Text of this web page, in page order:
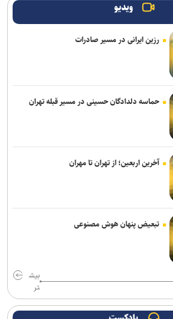
خوزستان به درگیری مدیرعامل و اعضای هیات
شد
تیم سابق/ نصیری به فجرسپاسی پیوست
تمرینات آلومینیوم
شهرقدس رفت/ استقلال خوزستان به تهران
با حضور ۱۰ ملی‌پوش
لیگ را پرقدرت آغاز می‌کنیم/ امیدوارم با مس
لیگ را داشته باشیم
پرونده اردلان هستیم/ قمی: هفت سال است که
چشم باز انتخاب کردم/ قطعاً نمی‌گویم «تیم را من
ویدیو
رزین ایرانی در مسیر صادرات
حماسه دلدادگان حسینی در مسیر قبله تهران
آخرین اربعین؛ از تهران تا مهران
تبعیض پنهان هوش مصنوعی
بیش
تر